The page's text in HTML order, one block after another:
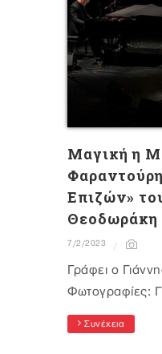
Μαγική η
Επιζών»
Θεοδωράκη
7/2/2023
Γράφει ο
Φωτογραφίες:
Συνέχεια